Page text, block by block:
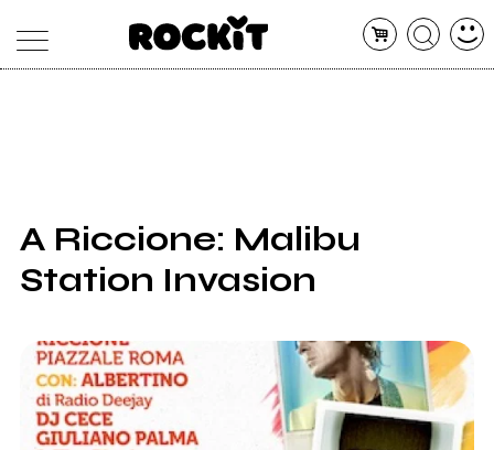
SHOP
RADIO
A Riccione: Malibu
Station Invasion